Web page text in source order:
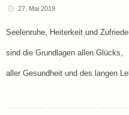
27. Mai 2019
Seelenruhe, Heiterkeit und
sind die Grundlagen allen Glücks,
aller Gesundheit und des langen